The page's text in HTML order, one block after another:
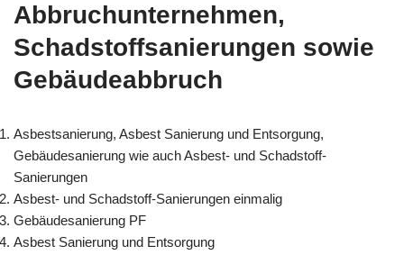
Abbruchunternehmen,
Schadstoffsanierungen sowie
Gebäudeabbruch
Asbestsanierung, Asbest Sanierung und Entsorgung,
Gebäudesanierung wie auch Asbest- und Schadstoff-
Sanierungen
Asbest- und Schadstoff-Sanierungen einmalig
Gebäudesanierung PF
Asbest Sanierung und Entsorgung